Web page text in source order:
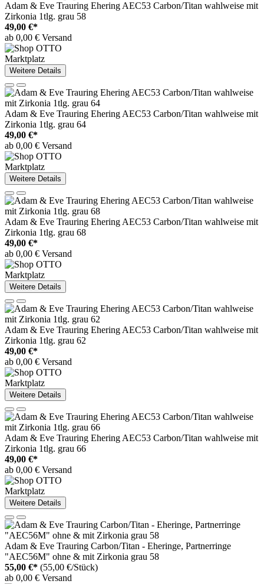
Adam & Eve Trauring Ehering AEC53 Carbon/Titan wahlweise mit
Zirkonia 1tlg. grau 58
49,00 €*
ab 0,00 € Versand
Marktplatz
Weitere Details
Adam & Eve Trauring Ehering AEC53 Carbon/Titan wahlweise mit
Zirkonia 1tlg. grau 64
49,00 €*
ab 0,00 € Versand
Marktplatz
Weitere Details
Adam & Eve Trauring Ehering AEC53 Carbon/Titan wahlweise mit
Zirkonia 1tlg. grau 68
49,00 €*
ab 0,00 € Versand
Marktplatz
Weitere Details
Adam & Eve Trauring Ehering AEC53 Carbon/Titan wahlweise mit
Zirkonia 1tlg. grau 62
49,00 €*
ab 0,00 € Versand
Marktplatz
Weitere Details
Adam & Eve Trauring Ehering AEC53 Carbon/Titan wahlweise mit
Zirkonia 1tlg. grau 66
49,00 €*
ab 0,00 € Versand
Marktplatz
Weitere Details
Adam & Eve Trauring Carbon/Titan - Eheringe, Partnerringe
"AEC56M" ohne & mit Zirkonia grau 58
55,00 €* (55,00 €/Stück)
ab 0,00 € Versand